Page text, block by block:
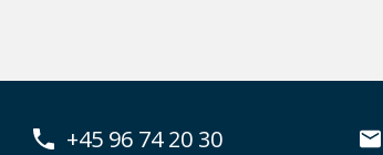
+45 96 74 20 30